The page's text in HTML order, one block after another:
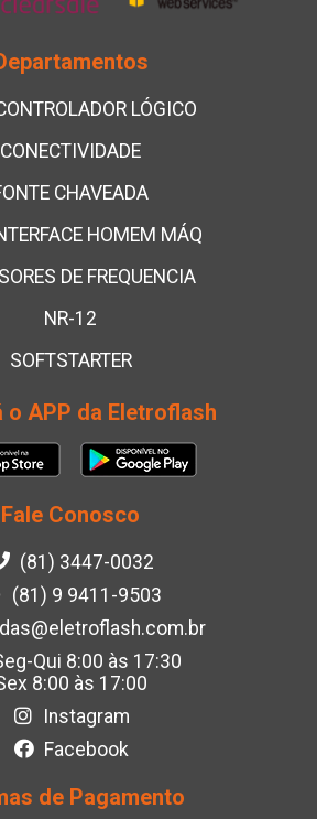
LÓGICO
CONECTIVIDADE
CHAVEADA
HOMEM MÁQ
DE FREQUENCIA
NR-12
SOFTSTARTER
o APP da Eletroflash
Fale Conosco
(81) 3447-0032
(81) 9 9411-9503
Qui 8:00 às 17:30
8:00 às 17:00
Instagram
Facebook
de Pagamento